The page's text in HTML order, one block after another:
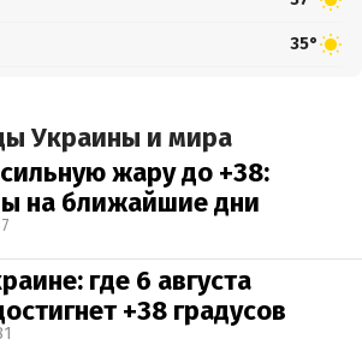
35°
Украины и мира
жару до +38:
на ближайшие дни
где 6 августа
+38 градусов